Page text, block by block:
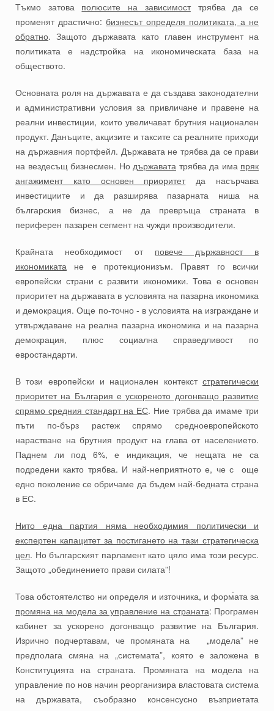
Тъкмо затова полюсите на зависимосттрябва да се
променят драстично: бизнесът определя политиката, а не
обратно. Защото държавата като главен инструмент на
политиката е надстройка на икономическата база на
обществото.
Основната роля на държавата е да създава законодателни
и административни условия за привличане и правене на
реални инвестиции, които увеличават брутния национален
продукт. Данъците, акцизите и таксите са реалните приходи
на държавния портфейл. Държавата не трябва да се прави
на вездесъщ бизнесмен. Но държавата трябва да има пряк
ангажимент като основен приоритетда насърчава
инвестициите и да разширява пазарната ниша на
българския бизнес, а не да превръща страната в
периферен пазарен сегмент на чужди производители.
Крайната необходимост от повече държавност в
икономиката не е протекционизъм. Правят го всички
европейски страни с развити икономики. Това е основен
приоритет на държавата в условията на пазарна икономика
и демокрация. Още по-точно - в условията на изграждане и
утвърждаване на реална пазарна икономика и на пазарна
демокрация, плюс социална справедливост по
евростандарти.
В този европейски и национален контекст стратегически
приоритет на България е ускореното догонващо развитие
спрямо средния стандарт на ЕС. Ние трябва да имаме три
пъти по-бърз растеж спрямо средноевропейското
нарастване на брутния продукт на глава от населението.
Паднем ли под 6%, е индикация, че нещата не са
подредени както трябва. И най-неприятното е, че с още
едно поколение се обричаме да бъдем най-бедната страна
в ЕС.
Нито една партия няма необходимия политически и
експертен капацитет за постигането на тази стратегическа
цел. Но българският парламент като цяло има този ресурс.
Защото „обединението прави силата”!
Това обстоятелство ни определя и източника, и форм̀ата за
промяна на модела за управление на страната: Програмен
кабинет за ускорено догонващо развитие на България.
Изрично подчертавам, че промяната на „модела” не
предполага смяна на „системата”, която е заложена в
Конституцията на страната. Промяната на модела на
управление по нов начин реорганизира властовата система
на държавата, съобразно консенсусно възприетата